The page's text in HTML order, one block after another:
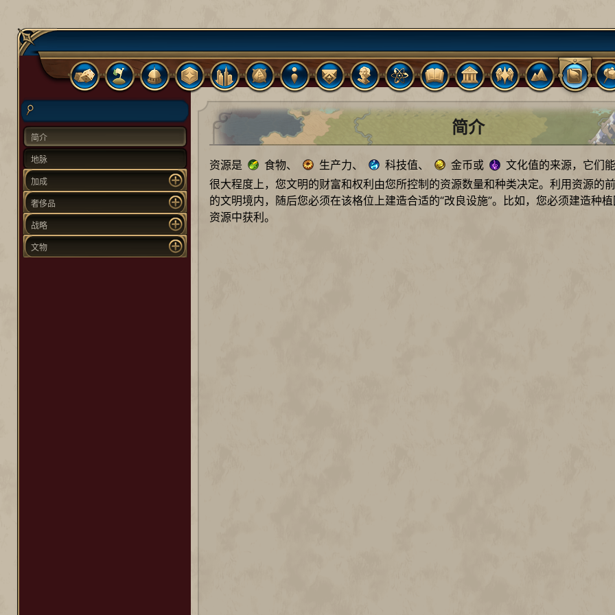
简介
地脉
加成
奢侈品
战略
文物
简介
资源是 食物、 生产力、 科技值、 金币或
文化值的来源，它们
很大程度上，您文明的财富和权利由您所控制的资源数量和种类决定。利用资源的
的文明境内，随后您必须在该格位上建造合适的“改良设施”。比如，您必须建造种
资源中获利。